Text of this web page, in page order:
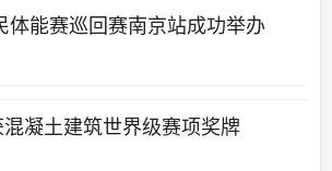
体能赛巡回赛南京站成功举办
凝土建筑世界级赛项奖牌